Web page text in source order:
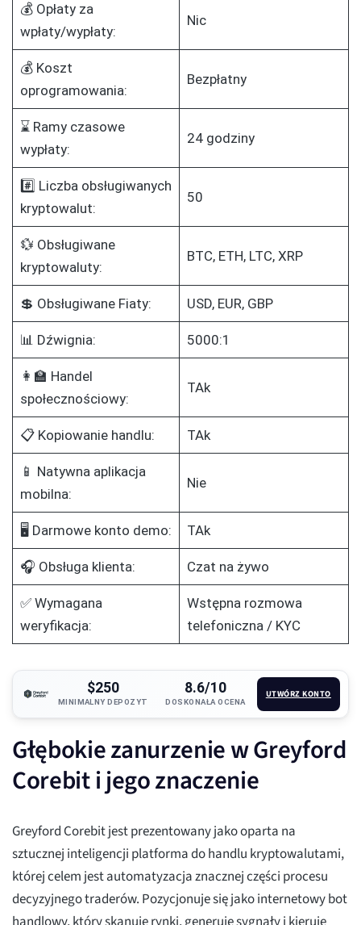
💰 Opłaty za
wpłaty/wypłaty:
Nic
💰 Koszt
oprogramowania:
Bezpłatny
⌛ Ramy czasowe
wypłaty:
24 godziny
#️⃣ Liczba obsługiwanych
kryptowalut:
50
💱 Obsługiwane
kryptowaluty:
BTC, ETH, LTC, XRP
💲 Obsługiwane Fiaty: USD, EUR, GBP
📊 Dźwignia: 5000:1
👩‍🏫 Handel
społecznościowy:
TAk
📋 Kopiowanie handlu: TAk
📱 Natywna aplikacja
mobilna:
Nie
🖥️ Darmowe konto demo: TAk
🎧 Obsługa klienta: Czat na żywo
✅ Wymagana
weryfikacja:
Wstępna rozmowa
telefoniczna / KYC
$250
MINIMALNY DEPOZYT
8.6/10
DOSKONAŁA OCENA
UTWÓRZ KONTO
Głębokie zanurzenie w Greyford
Corebit i jego znaczenie
Greyford Corebit jest prezentowany jako oparta na
sztucznej inteligencji platforma do handlu kryptowalutami,
której celem jest automatyzacja znacznej części procesu
decyzyjnego traderów. Pozycjonuje się jako internetowy bot